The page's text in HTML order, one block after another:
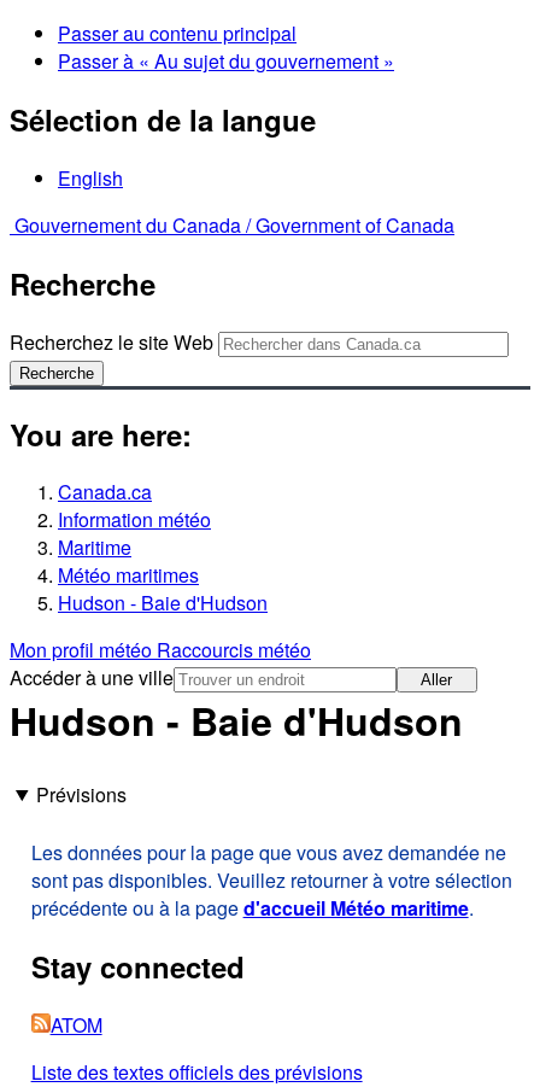
Passer au contenu principal
Passer à « Au sujet du gouvernement »
Sélection de la langue
English
Gouvernement du Canada /Government of Canada
Recherche
Recherchez le site Web
Recherche
You are here:
Canada.ca
Information météo
Maritime
Météo maritimes
Hudson - Baie d'Hudson
Mon profil météo Raccourcis météo
Accéder à une ville
Aller
Hudson - Baie d'Hudson
Prévisions
Les données pour la page que vous avez demandée ne
sont pas disponibles. Veuillez retourner à votre sélection
précédente ou à la paged'accueil Météo maritime.
Stay connected
ATOM
Liste des textes officiels des prévisions